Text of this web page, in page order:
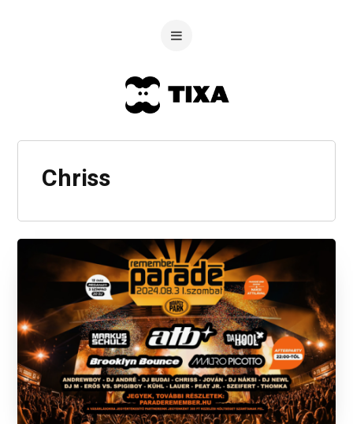
Chriss